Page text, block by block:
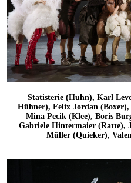
Statisterie (Huhn), Karl
Hühner), Felix Jordan
Mina Pecik (Klee), Boris
Gabriele Hintermaier (Ratte),
Müller (Quieker),